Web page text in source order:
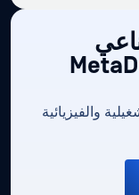
والفيزيائية